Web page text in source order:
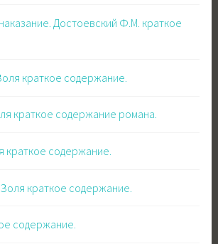
Достоевский Ф.М. краткое
краткое содержание.
краткое содержание романа.
краткое содержание.
краткое содержание.
содержание.